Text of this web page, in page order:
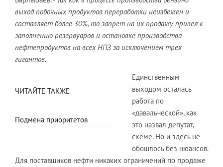
выход побочных продуктов переработки неизбежен и
составляет более 30%, то запрет на их продажу привел к
заполнению резервуаров и остановке производства
нефтепродуктов на всех НПЗ за исключением трех
гигантов.
ЧИТАЙТЕ ТАКЖЕ
Подмена приоритетов
Единственным
выходом осталась
работа по
«давальческой», как
это назвал депутат,
схеме. Но и здесь не
обошлось без нюансов.
Для поставщиков нефти никаких ограничений по продаже